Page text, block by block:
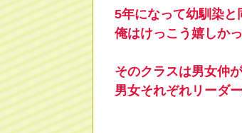
5年になって幼馴染と
俺はけっこう嬉しか
そのクラスは男女仲
男女それぞれリーダ